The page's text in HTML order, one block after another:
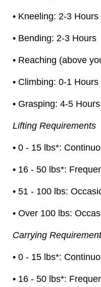
• Kneeling: 2-3 Hours
• Bending: 2-3 Hours
• Reaching (above
• Climbing: 0-1 Hours
• Grasping: 4-5 Hours
Lifting Requirements
• 0 - 15 lbs*:
• 16 - 50 lbs*:
• 51 - 100 lbs:
• Over 100 lbs:
Carrying
• 0 - 15 lbs*:
• 16 - 50 lbs*: